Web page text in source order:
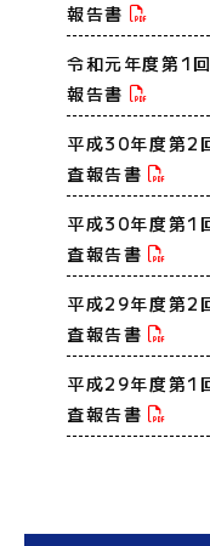
報告書
令和元年度第1
報告書
平成30年度第2
査報告書
平成30年度第1
査報告書
平成29年度第2
査報告書
平成29年度第1
査報告書